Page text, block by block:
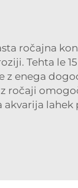
ročajna
Tehta le
z enega
z ročaji
akvarija